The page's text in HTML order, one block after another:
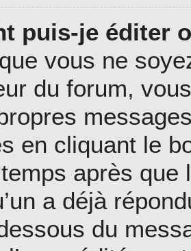
puis-je éditer
vous ne
du forum,
en cliquant le
après
a déjà
du